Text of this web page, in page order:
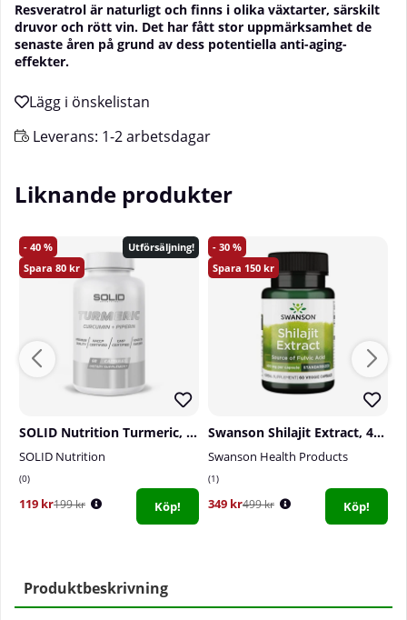
Resveratrol är naturligt och finns i olika växtarter, särskilt
druvor och rött vin. Det har fått stor uppmärksamhet de
senaste åren på grund av dess potentiella anti-aging-
effekter.
Leverans: 1-2 arbetsdagar
Liknande produkter
40
80
Utförsäljning!
SOLID Nutrition Turmeric, 60 caps
SOLID Nutrition
0
119 kr199 kr Köp!
30
150
Swanson Shilajit Extract, 400 mg, 60 caps
Swanson Health Products
1
349 kr499 kr Köp!
Produktbeskrivning